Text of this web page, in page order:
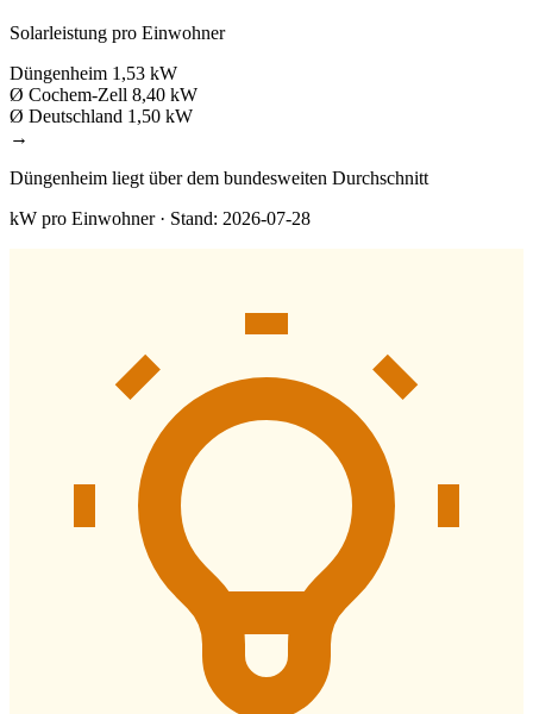
Solarleistung pro Einwohner
Düngenheim 1,53 kW
Ø Cochem-Zell 8,40 kW
Ø Deutschland 1,50 kW
→
Düngenheim liegt über dem bundesweiten Durchschnitt
kW pro Einwohner · Stand: 2026-07-28